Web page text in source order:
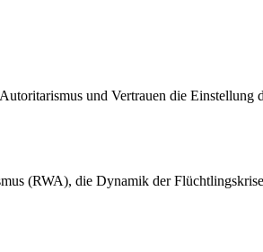
und Vertrauen die Einstellung
(RWA), die Dynamik der